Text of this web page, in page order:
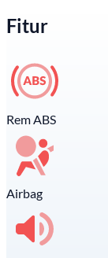
Fitur
Rem ABS
Airbag